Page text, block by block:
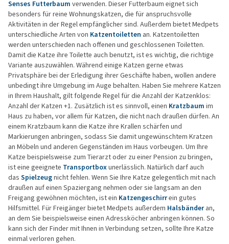
Senses Futterbaum verwenden. Dieser Futterbaum eignet sich
besonders für reine Wohnungskatzen, die für anspruchsvolle
Aktivitäten in der Regel empfänglicher sind. Außerdem bietet Medpets
unterschiedliche Arten von Katzentoiletten an. Katzentoiletten
werden unterschieden nach offenen und geschlossenen Toiletten.
Damit die Katze ihre Toilette auch benutzt, ist es wichtig, die richtige
Variante auszuwählen. Während einige Katzen gerne etwas
Privatsphäre bei der Erledigung ihrer Geschäfte haben, wollen andere
unbedingt ihre Umgebung im Auge behalten. Haben Sie mehrere Katzen
in Ihrem Haushalt, gilt folgende Regel für die Anzahl der Katzenklos:
Anzahl der Katzen +1. Zusätzlich ist es sinnvoll, einen Kratzbaum im
Haus zu haben, vor allem für Katzen, die nicht nach draußen dürfen. An
einem Kratzbaum kann die Katze ihre Krallen schärfen und
Markierungen anbringen, sodass Sie damit ungewünschtem Kratzen
an Möbeln und anderen Gegenständen im Haus vorbeugen. Um Ihre
Katze beispielsweise zum Tierarzt oder zu einer Pension zu bringen,
ist eine geeignete Transportboxunerlässlich. Natürlich darf auch
das Spielzeugnicht fehlen. Wenn Sie Ihre Katze gelegentlich mit nach
draußen auf einen Spaziergang nehmen oder sie langsam an den
Freigang gewöhnen möchten, ist ein Katzengeschirrein gutes
Hilfsmittel. Für Freigänger bietet Medpets außerdem Halsbänderan,
an dem Sie beispielsweise einen Adressköcher anbringen können. So
kann sich der Finder mit Ihnen in Verbindung setzen, sollte Ihre Katze
einmal verloren gehen.